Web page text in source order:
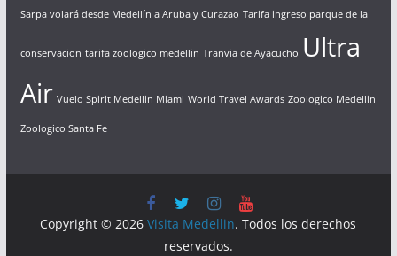
Sarpa volará desde Medellín a Aruba y Curazao Tarifa ingreso parque de la
conservacion tarifa zoologico medellin Tranvia de Ayacucho Ultra
Air Vuelo Spirit Medellin Miami World Travel Awards Zoologico Medellin
Zoologico Santa Fe
Copyright © 2026Visita Medellin. Todos los derechos
reservados.